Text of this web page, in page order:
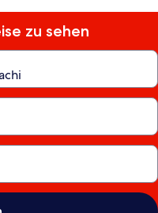
zu sehen